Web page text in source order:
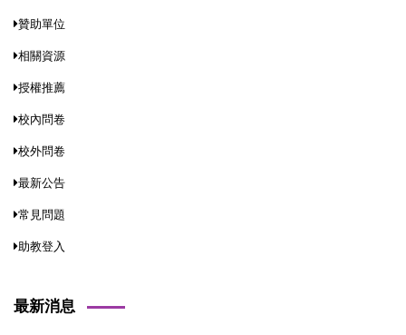
贊助單位
相關資源
授權推薦
校內問卷
校外問卷
最新公告
常見問題
助教登入
最新消息